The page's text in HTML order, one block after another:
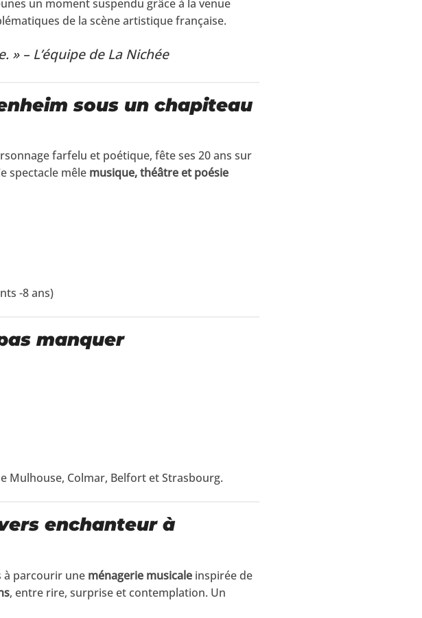
un moment suspendu grâce à la venue
de la scène artistique française.
– L’équipe de La Nichée
sous un chapiteau
farfelu et poétique, fête ses 20 ans sur
spectacle mêle musique, théâtre et poésie
-8 ans)
manquer
Mulhouse, Colmar, Belfort et Strasbourg.
enchanteur à
à parcourir une ménagerie musicale inspirée de
, entre rire, surprise et contemplation. Un